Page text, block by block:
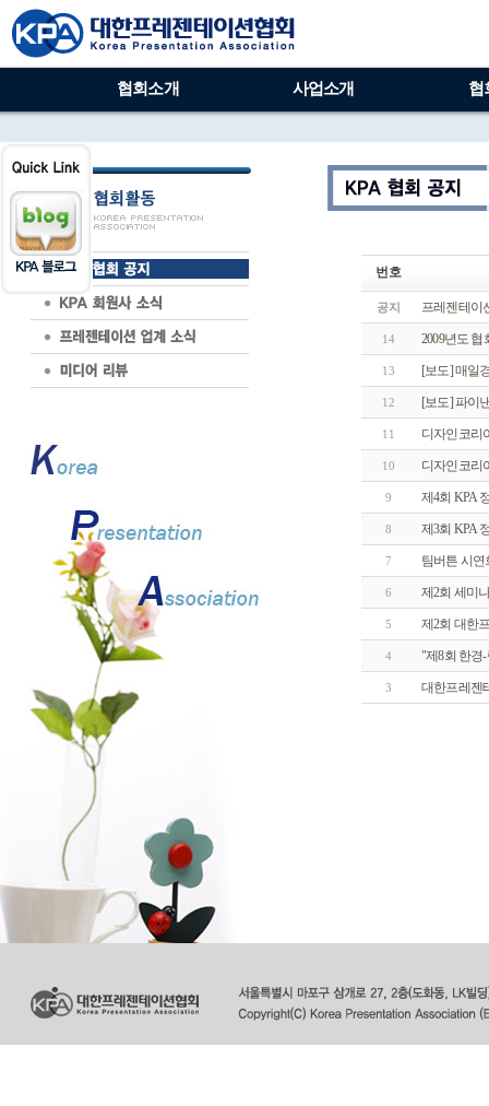
협회소개 사업소개 협
번호
공지 프레젠테이
14 2009년도
13 [보도] 매일
12 [보도] 파이
11 디자인코리
10 디자인코리
9 제4회 KPA
8 제3회 KPA
7 팀버튼 시연
6 제2회 세미
5 제2회 대한
4 "제8회 한경
3 대한프레젠